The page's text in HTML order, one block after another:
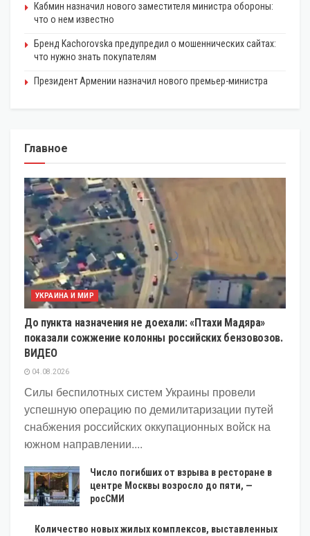
Кабмин назначил нового заместителя министра обороны:
что о нем известно
Бренд Kachorovska предупредил о мошеннических сайтах:
что нужно знать покупателям
Президент Армении назначил нового премьер-министра
Главное
УКРАИНА И МИР
До пункта назначения не доехали: «Птахи Мадяра»
показали сожжение колонны российских бензовозов.
ВИДЕО
04.08.2026
Силы беспилотных систем Украины провели
успешную операцию по демилитаризации путей
снабжения российских оккупационных войск на
южном направлении....
Число погибших от взрыва в ресторане в
центре Москвы возросло до пяти, —
росСМИ
Количество новых жилых комплексов, выставленных